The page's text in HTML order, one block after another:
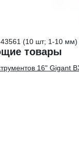
товары